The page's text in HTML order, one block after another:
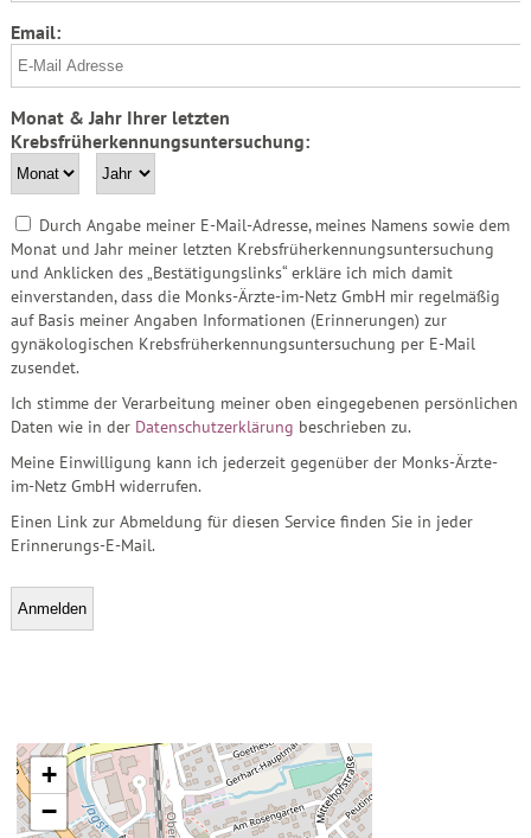
Email:
Monat & Jahr Ihrer letzten
Krebsfrüherkennungsuntersuchung:
Durch Angabe meiner E-Mail-Adresse, meines Namens sowie dem
Monat und Jahr meiner letzten Krebsfrüherkennungsuntersuchung
und Anklicken des „Bestätigungslinks“ erkläre ich mich damit
einverstanden, dass die Monks-Ärzte-im-Netz GmbH mir regelmäßig
auf Basis meiner Angaben Informationen (Erinnerungen) zur
gynäkologischen Krebsfrüherkennungsuntersuchung per E-Mail
zusendet.
Ich stimme der Verarbeitung meiner oben eingegebenen persönlichen
Daten wie in der Datenschutzerklärung beschrieben zu.
Meine Einwilligung kann ich jederzeit gegenüber der Monks-Ärzte-
im-Netz GmbH widerrufen.
Einen Link zur Abmeldung für diesen Service finden Sie in jeder
Erinnerungs-E-Mail.
+
−